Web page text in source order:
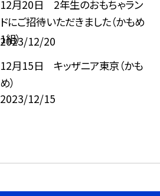
12月20日 2年生のおもちゃラン
ドにご招待いただきました（かもめ
1組）
2023/12/20
12月15日 キッザニア東京（かも
め）
2023/12/15